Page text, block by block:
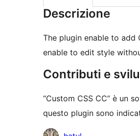
Descrizione
The plugin enable to add
enable to edit style
Contributi e
“Custom CSS CC” è un
questo plugin sono